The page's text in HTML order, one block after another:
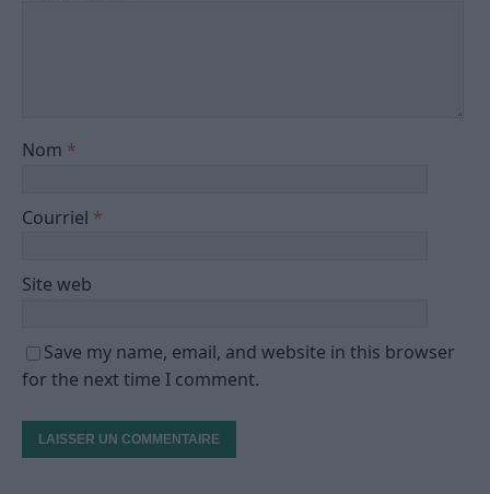
Nom *
Courriel *
Site web
Save my name, email, and website in this browser
for the next time I comment.